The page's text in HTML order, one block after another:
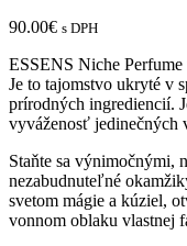
90.00€ s DPH
ESSENS Niche
Je to tajomstvo ukryté v
prírodných ingrediencií.
vyváženosť jedinečných
Staňte sa výnimočnými,
nezabudnuteľné
svetom mágie a kúziel,
vonnom oblaku vlastnej